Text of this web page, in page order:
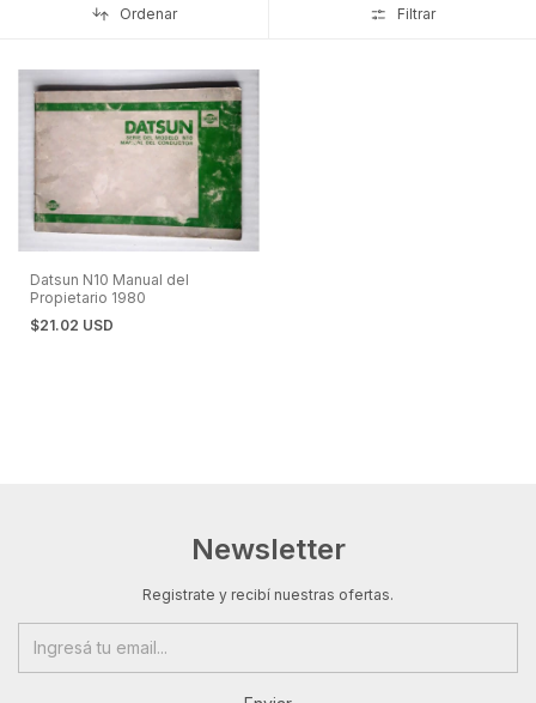
Ordenar Filtrar
Datsun N10 Manual del
Propietario 1980
$21.02 USD
Newsletter
Registrate y recibí nuestras ofertas.